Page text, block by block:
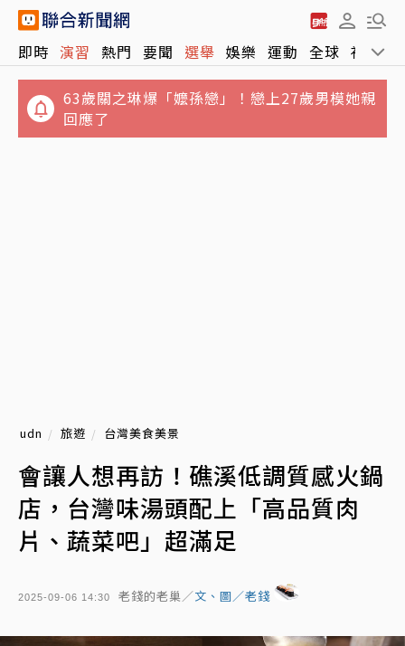
即時 演習 熱門 要聞 選舉 娛樂 運動 全球 社會
63歲關之琳爆「嬤孫戀」！戀上27歲男模她親
回應了
udn 旅遊 台灣美食美景
會讓人想再訪！礁溪低調質感火鍋
店，台灣味湯頭配上「高品質肉
片、蔬菜吧」超滿足
2025-09-06 14:30 老錢的老巢／文、圖／老錢